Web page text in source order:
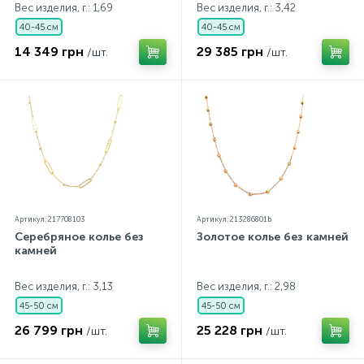
Вес изделия, г.: 1,69
40-45 см
14 349 грн /шт.
Вес изделия, г.: 3,42
40-45 см
29 385 грн /шт.
Артикул: 217708103
Серебряное колье без
камней
Вес изделия, г.: 3,13
45-50 см
26 799 грн /шт.
Артикул: 213286801b
Золотое колье без камней
Вес изделия, г.: 2,98
45-50 см
25 228 грн /шт.